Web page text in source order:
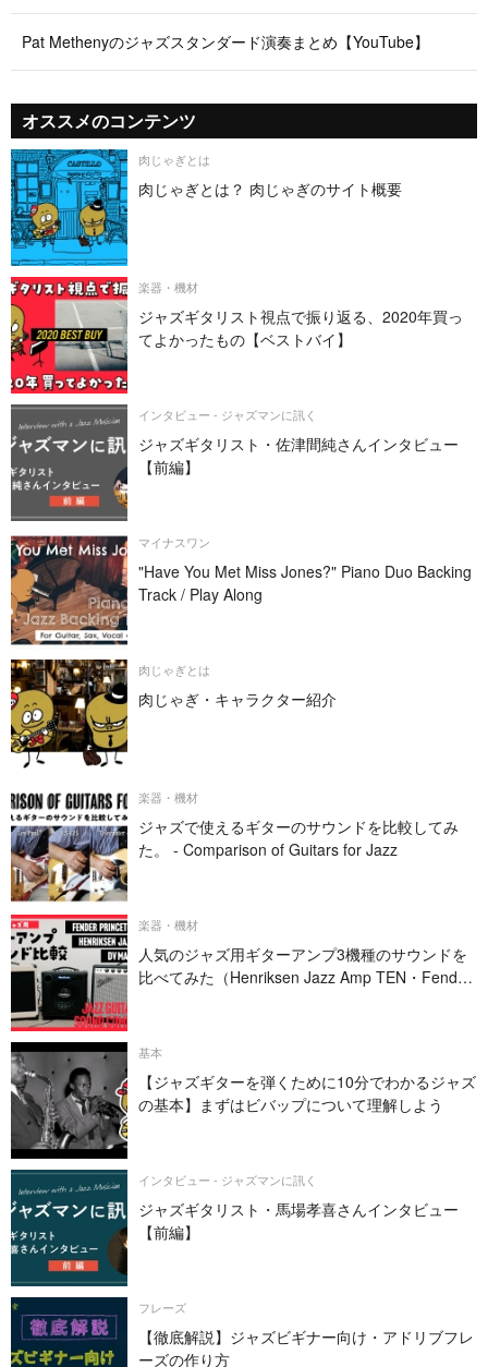
Pat Methenyのジャズスタンダード演奏まとめ【YouTube】
オススメのコンテンツ
肉じゃぎとは
肉じゃぎとは？ 肉じゃぎのサイト概要
楽器・機材
ジャズギタリスト視点で振り返る、2020年買っ
てよかったもの【ベストバイ】
インタビュー - ジャズマンに訊く
ジャズギタリスト・佐津間純さんインタビュー
【前編】
マイナスワン
"Have You Met Miss Jones?" Piano Duo Backing
Track / Play Along
肉じゃぎとは
肉じゃぎ・キャラクター紹介
楽器・機材
ジャズで使えるギターのサウンドを比較してみ
た。 - Comparison of Guitars for Jazz
楽器・機材
人気のジャズ用ギターアンプ3機種のサウンドを
比べてみた（Henriksen Jazz Amp TEN・Fender
基本
【ジャズギターを弾くために10分でわかるジャズ
の基本】まずはビバップについて理解しよう
インタビュー - ジャズマンに訊く
ジャズギタリスト・馬場孝喜さんインタビュー
【前編】
フレーズ
【徹底解説】ジャズビギナー向け・アドリブフレ
ーズの作り方